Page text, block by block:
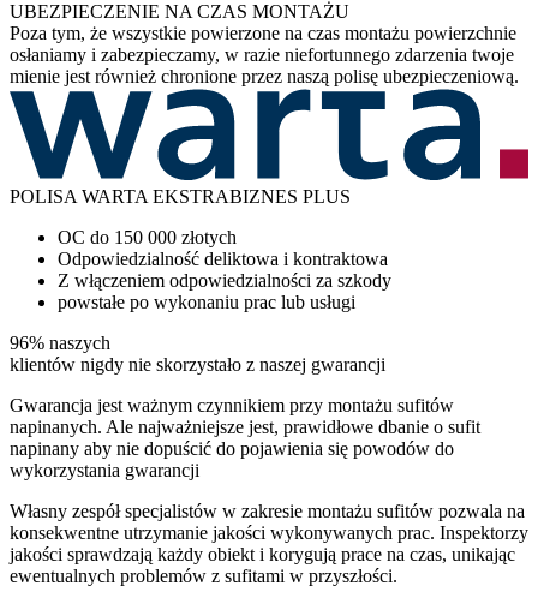
UBEZPIECZENIE NA CZAS MONTAŻU
Poza tym, że wszystkie powierzone na czas montażu powierzchnie
osłaniamy i zabezpieczamy, w razie niefortunnego zdarzenia twoje
mienie jest również chronione przez naszą polisę ubezpieczeniową.
POLISA WARTA EKSTRABIZNES PLUS
OC do 150 000 złotych
Odpowiedzialność deliktowa i kontraktowa
Z włączeniem odpowiedzialności za szkody
powstałe po wykonaniu prac lub usługi
96% naszych
klientów nigdy nie skorzystało z naszej gwarancji
Gwarancja jest ważnym czynnikiem przy montażu sufitów
napinanych. Ale najważniejsze jest, prawidłowe dbanie o sufit
napinany aby nie dopuścić do pojawienia się powodów do
wykorzystania gwarancji
Własny zespół specjalistów w zakresie montażu sufitów pozwala na
konsekwentne utrzymanie jakości wykonywanych prac. Inspektorzy
jakości sprawdzają każdy obiekt i korygują prace na czas, unikając
ewentualnych problemów z sufitami w przyszłości.